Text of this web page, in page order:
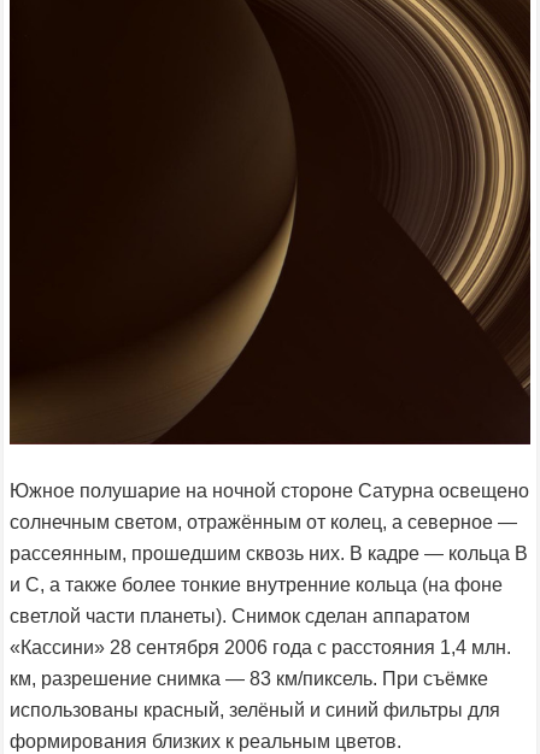
Южное полушарие на ночной стороне Сатурна освещено
солнечным светом, отражённым от колец, а северное —
рассеянным, прошедшим сквозь них. В кадре — кольца B
и C, а также более тонкие внутренние кольца (на фоне
светлой части планеты). Снимок сделан аппаратом
«Кассини» 28 сентября 2006 года с расстояния 1,4 млн.
км, разрешение снимка — 83 км/пиксель. При съёмке
использованы красный, зелёный и синий фильтры для
формирования близких к реальным цветов.